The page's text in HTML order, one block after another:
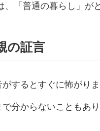
「普通の暮らし」が
の証言
がするとすぐに怖がり
分からないこともあり